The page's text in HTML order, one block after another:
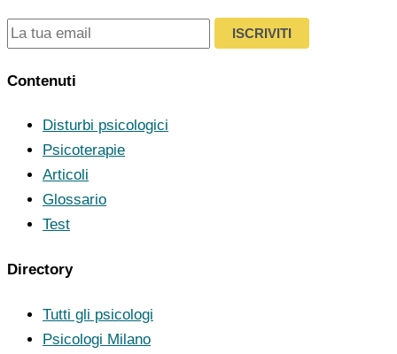
ISCRIVITI
Contenuti
Disturbi psicologici
Psicoterapie
Articoli
Glossario
Test
Directory
Tutti gli psicologi
Psicologi Milano